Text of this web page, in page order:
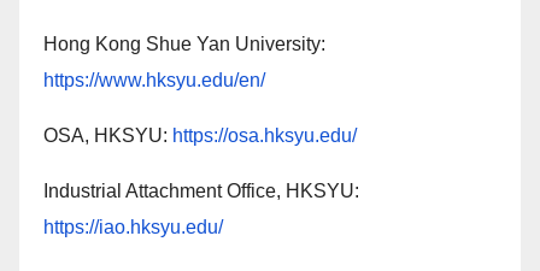
Hong Kong Shue Yan University:
https://www.hksyu.edu/en/
OSA, HKSYU: https://osa.hksyu.edu/
Industrial Attachment Office, HKSYU:
https://iao.hksyu.edu/